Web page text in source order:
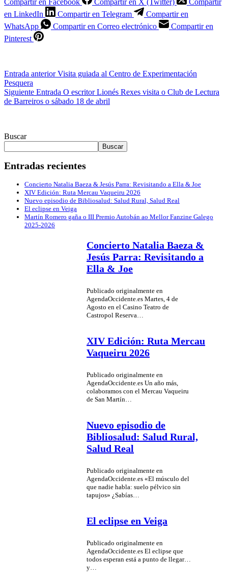
en LinkedIn
Compartir en Telegram
Compartir en
WhatsApp
Compartir en Correo electrónico
Compartir en
Pinterest
Entrada anteriorVisita guiada al Centro de Experimentación
Pesquera
Siguiente Entrada O escritor Lionés Rexes visita o Club de Lectura
de Barreiros o sábado 18 de abril
Buscar
Buscar
Entradas recientes
Concierto Natalia Baeza & Jesús Parra: Revisitando a Ella & Joe
XIV Edición: Ruta Mercau Vaqueiru 2026
Nuevo episodio de Bibliosalud: Salud Rural, Salud Real
El eclipse en Veiga
Martín Romero gaña o III Premio Autobán ao Mellor Fanzine Galego
2025-2026
Concierto Natalia Baeza &
Jesús Parra: Revisitando a
Ella & Joe
Publicado originalmente en
AgendaOccidente.es Martes, 4 de
Agosto en el Casino Teatro de
Castropol Reserva…
XIV Edición: Ruta Mercau
Vaqueiru 2026
Publicado originalmente en
AgendaOccidente.es Un año más,
colaboramos con el Mercau Vaqueiru
de San Martín…
Nuevo episodio de
Bibliosalud: Salud Rural,
Salud Real
Publicado originalmente en
AgendaOccidente.es «El músculo del
que nadie habla: suelo pélvico sin
tapujos» ¿Sabías…
El eclipse en Veiga
Publicado originalmente en
AgendaOccidente.es El eclipse que
todos esperan está a punto de llegar…
y…